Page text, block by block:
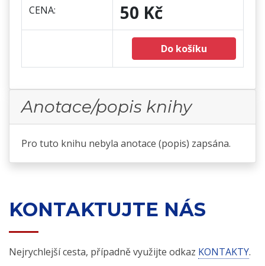
CENA: 50 Kč
Do košíku
Anotace/popis knihy
Pro tuto knihu nebyla anotace (popis) zapsána.
KONTAKTUJTE NÁS
Nejrychlejší cesta, případně využijte odkaz KONTAKTY.